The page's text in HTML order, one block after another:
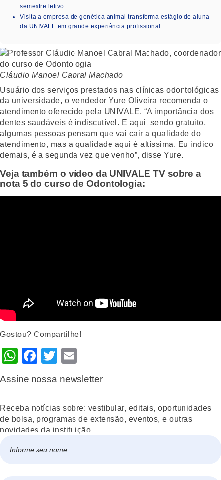
semestre letivo
Visita a empresa de genética animal transforma estágio de aluna
da UNIVALE em grande experiência profissional
Cláudio Manoel Cabral Machado
Usuário dos serviços prestados nas clínicas odontológicas
da universidade, o vendedor Yure Oliveira recomenda o
atendimento oferecido pela UNIVALE. “A importância dos
dentes saudáveis é indiscutível. E aqui, sendo gratuito,
algumas pessoas pensam que vai cair a qualidade do
atendimento, mas a qualidade aqui é altíssima. Eu indico
demais, é a segunda vez que venho”, disse Yure.
Veja também o vídeo da UNIVALE TV sobre a
nota 5 do curso de Odontologia:
Gostou? Compartilhe!
WhatsApp
Facebook
Twitter
Assine nossa newsletter
Receba notícias sobre: vestibular, editais, oportunidades
de bolsa, programas de extensão, eventos, e outras
novidades da instituição.